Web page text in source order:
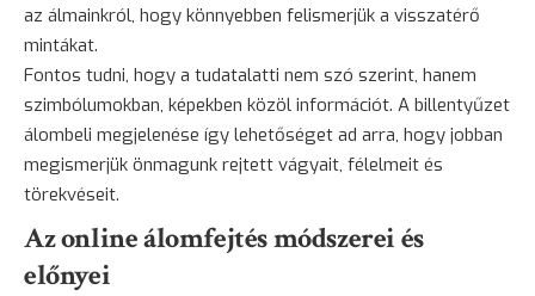
az álmainkról, hogy könnyebben felismerjük a visszatérő
mintákat.
Fontos tudni, hogy a tudatalatti nem szó szerint, hanem
szimbólumokban, képekben közöl információt. A billentyűzet
álombeli megjelenése így lehetőséget ad arra, hogy jobban
megismerjük önmagunk rejtett vágyait, félelmeit és
törekvéseit.
Az online álomfejtés módszerei és
előnyei